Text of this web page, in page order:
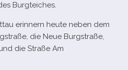
Burgteiches.
erin­nern heute neben dem
die Neue Burgstraße,
die Straße Am